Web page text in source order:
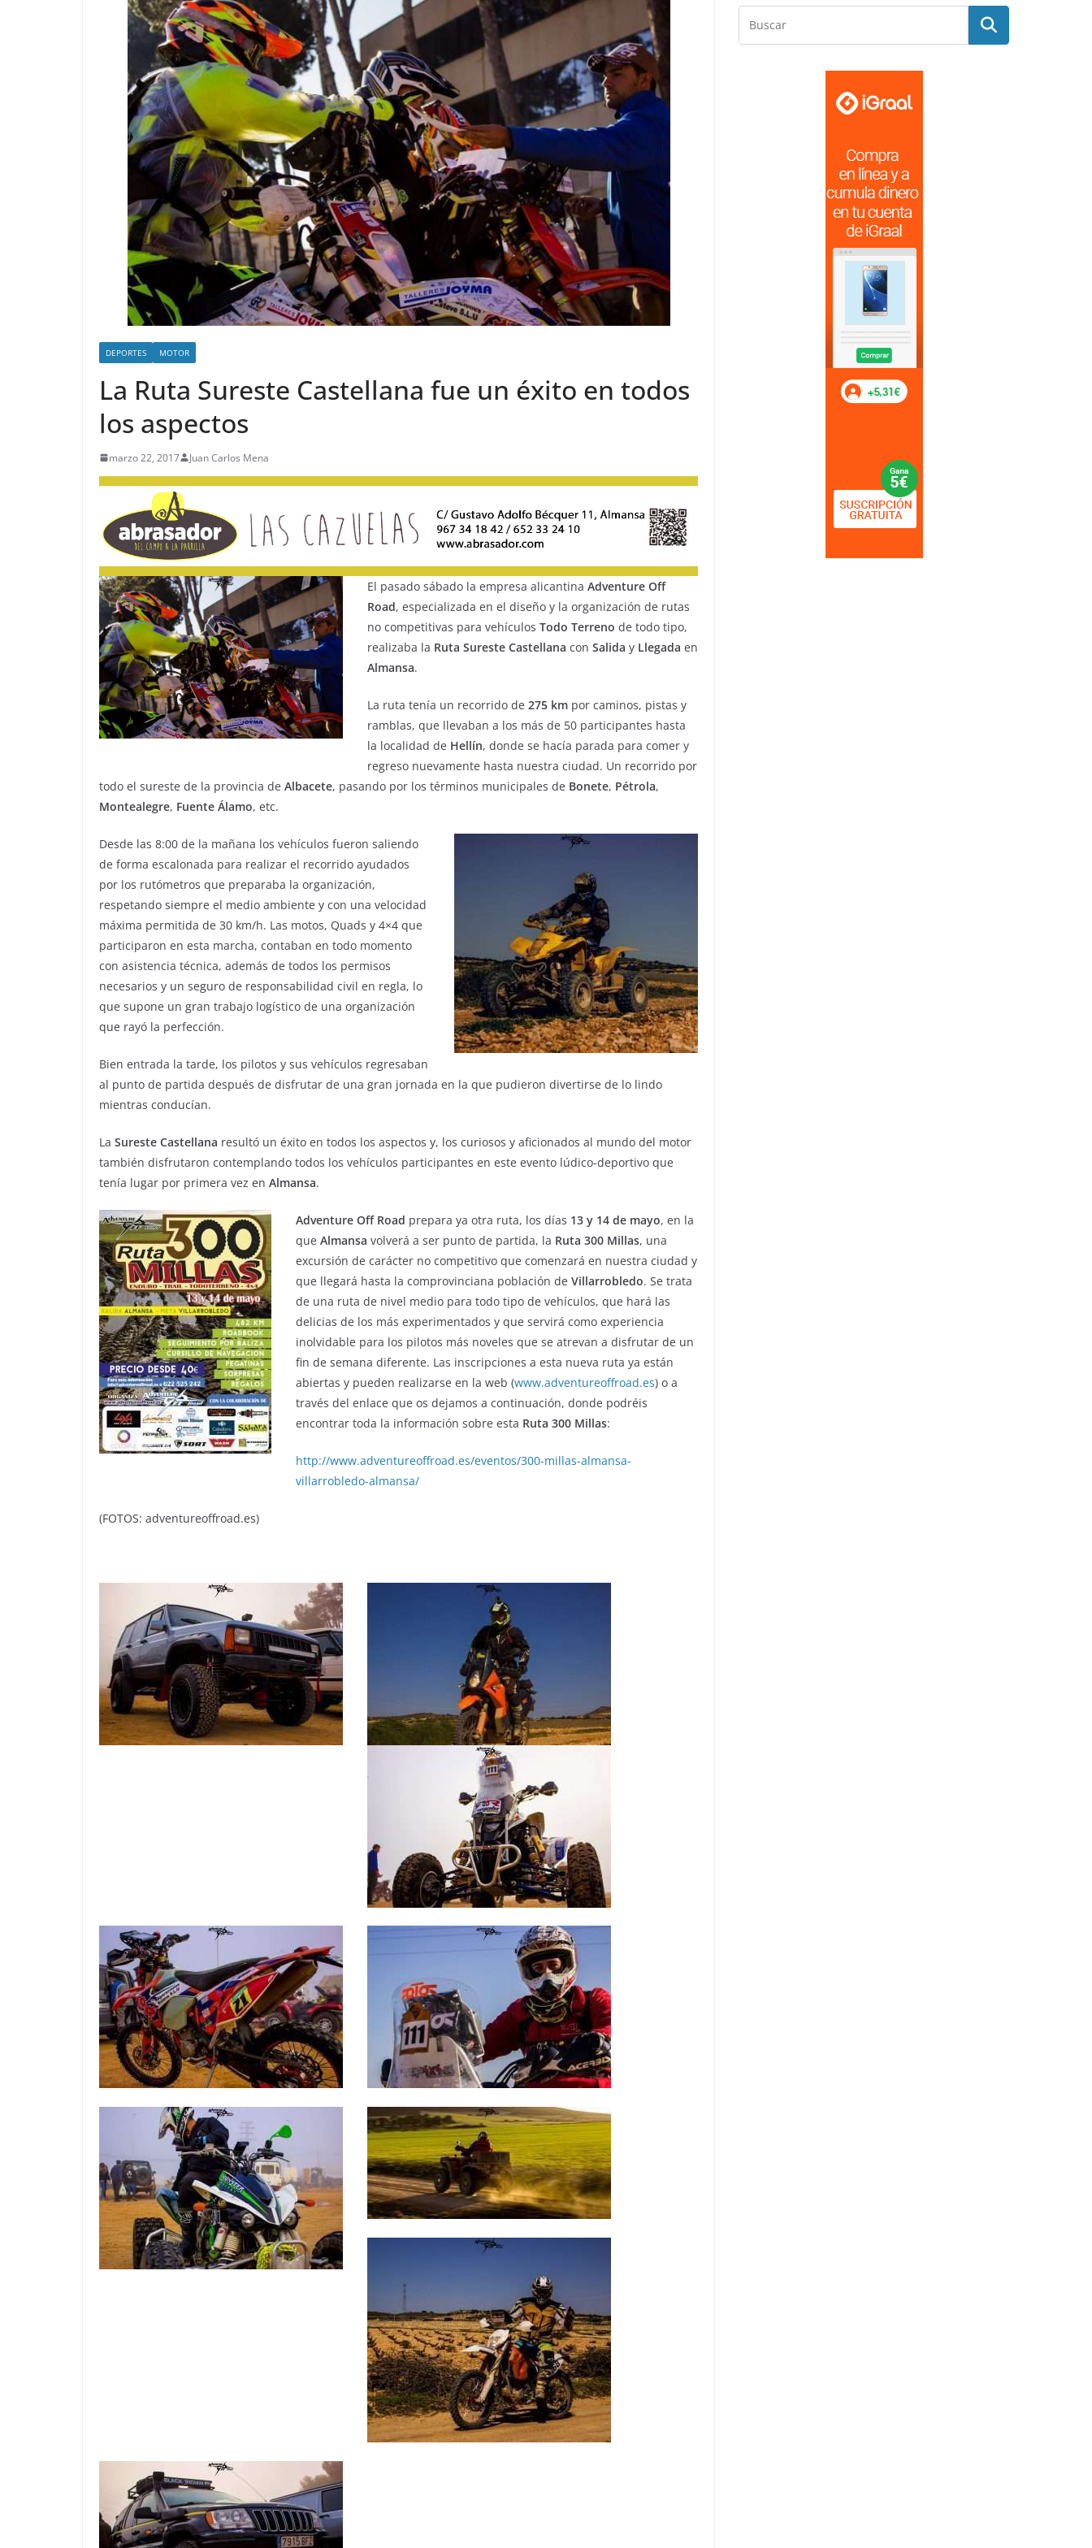
DEPORTES MOTOR
La Ruta Sureste Castellana fue un éxito en todos
los aspectos
marzo 22, 2017 Juan Carlos Mena
El pasado sábado la empresa alicantina Adventure Off
Road, especializada en el diseño y la organización de rutas
no competitivas para vehículos Todo Terreno de todo tipo,
realizaba la Ruta Sureste Castellana con Salida y Llegada en
Almansa.
La ruta tenía un recorrido de 275 km por caminos, pistas y
ramblas, que llevaban a los más de 50 participantes hasta
la localidad de Hellín, donde se hacía parada para comer y
regreso nuevamente hasta nuestra ciudad. Un recorrido por
todo el sureste de la provincia de Albacete, pasando por los términos municipales de Bonete, Pétrola,
Montealegre, Fuente Álamo, etc.
Desde las 8:00 de la mañana los vehículos fueron saliendo
de forma escalonada para realizar el recorrido ayudados
por los rutómetros que preparaba la organización,
respetando siempre el medio ambiente y con una velocidad
máxima permitida de 30 km/h. Las motos, Quads y 4×4 que
participaron en esta marcha, contaban en todo momento
con asistencia técnica, además de todos los permisos
necesarios y un seguro de responsabilidad civil en regla, lo
que supone un gran trabajo logístico de una organización
que rayó la perfección.
Bien entrada la tarde, los pilotos y sus vehículos regresaban
al punto de partida después de disfrutar de una gran jornada en la que pudieron divertirse de lo lindo
mientras conducían.
La Sureste Castellana resultó un éxito en todos los aspectos y, los curiosos y aficionados al mundo del motor
también disfrutaron contemplando todos los vehículos participantes en este evento lúdico-deportivo que
tenía lugar por primera vez en Almansa.
Adventure Off Road prepara ya otra ruta, los días 13 y 14 de mayo, en la
que Almansa volverá a ser punto de partida, la Ruta 300 Millas, una
excursión de carácter no competitivo que comenzará en nuestra ciudad y
que llegará hasta la comprovinciana población de Villarrobledo. Se trata
de una ruta de nivel medio para todo tipo de vehículos, que hará las
delicias de los más experimentados y que servirá como experiencia
inolvidable para los pilotos más noveles que se atrevan a disfrutar de un
fin de semana diferente. Las inscripciones a esta nueva ruta ya están
abiertas y pueden realizarse en la web (www.adventureoffroad.es) o a
través del enlace que os dejamos a continuación, donde podréis
encontrar toda la información sobre esta Ruta 300 Millas:
http://www.adventureoffroad.es/eventos/300-millas-almansa-
villarrobledo-almansa/
(FOTOS: adventureoffroad.es)